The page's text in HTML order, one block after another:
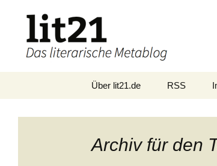
Zum
Über lit21.de RSS
Archiv für den